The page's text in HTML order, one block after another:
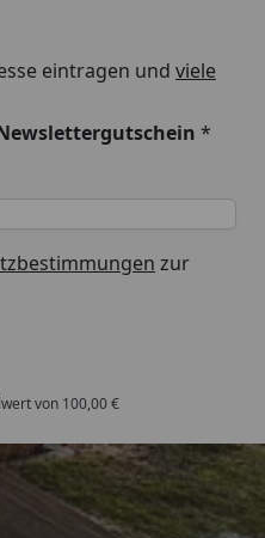
eintragen und viele
*
zur
von 100,00 €